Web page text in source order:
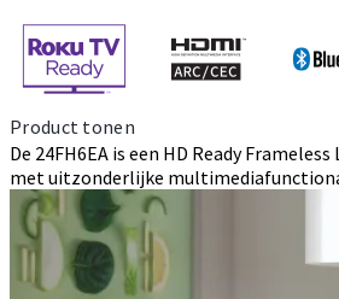
Product tonen
De 24FH6EA is een HD Ready
met uitzonderlijke